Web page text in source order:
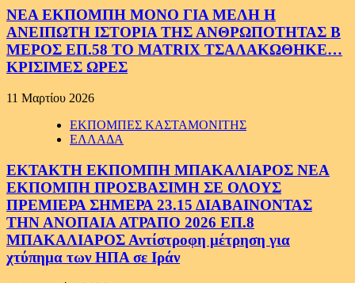
ΝΕΑ ΕΚΠΟΜΠΗ ΜΟΝΟ ΓΙΑ ΜΕΛΗ Η
ΑΝΕΙΠΩΤΗ ΙΣΤΟΡΙΑ ΤΗΣ ΑΝΘΡΩΠΟΤΗΤΑΣ Β
ΜΕΡΟΣ ΕΠ.58 ΤΟ MATRIX ΤΣΑΛΑΚΩΘΗΚΕ…
ΚΡΙΣΙΜΕΣ ΩΡΕΣ
11 Μαρτίου 2026
ΕΚΠΟΜΠΕΣ ΚΑΣΤΑΜΟΝΙΤΗΣ
ΕΛΛΑΔΑ
ΕΚΤΑΚΤΗ ΕΚΠΟΜΠΗ ΜΠΑΚΑΛΙΑΡΟΣ ΝΕΑ
ΕΚΠΟΜΠΗ ΠΡΟΣΒΑΣΙΜΗ ΣΕ ΟΛΟΥΣ
ΠΡΕΜΙΕΡΑ ΣΗΜΕΡΑ 23.15 ΔΙΑΒΑΙΝΟΝΤΑΣ
ΤΗΝ ΑΝΟΠΑΙΑ ΑΤΡΑΠΟ 2026 ΕΠ.8
ΜΠΑΚΑΛΙΑΡΟΣ Αντίστροφη μέτρηση για
χτύπημα των ΗΠΑ σε Ιράν